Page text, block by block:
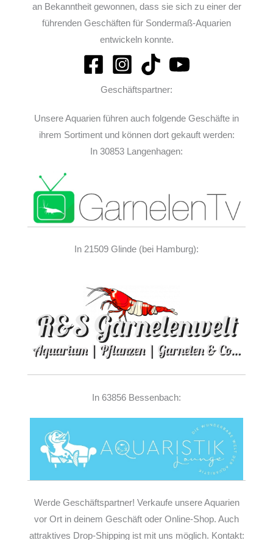
an Bekanntheit gewonnen, dass sie sich zu einer der
führenden Geschäften für Sondermaß-Aquarien
entwickeln konnte.
Geschäftspartner:
Unsere Aquarien führen auch folgende Geschäfte in
ihrem Sortiment und können dort gekauft werden:
In 30853 Langenhagen:
In 21509 Glinde (bei Hamburg):
In 63856 Bessenbach:
Werde Geschäftspartner! Verkaufe unsere Aquarien
vor Ort in deinem Geschäft oder Online-Shop. Auch
attraktives Drop-Shipping ist mit uns möglich. Kontakt: